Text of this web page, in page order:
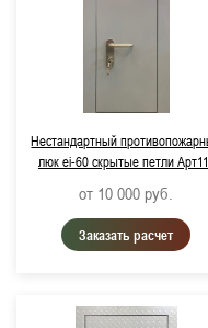
Нестандартный
люк ei-60 скрытые петли
от 10 000 руб.
Заказать расчет